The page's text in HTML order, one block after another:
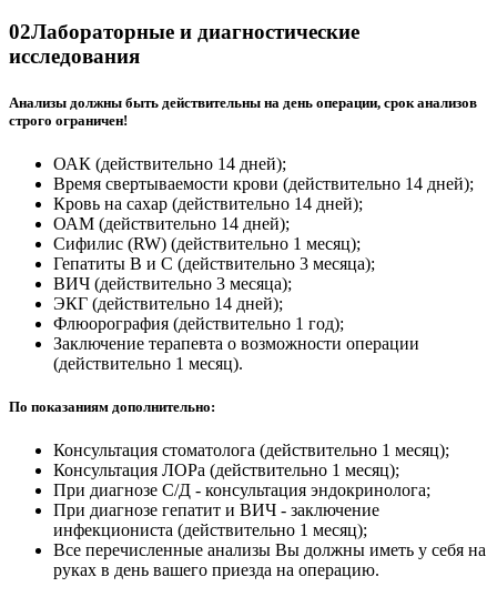
02Лабораторные и диагностические
исследования
Анализы должны быть действительны на день операции, срок анализов
строго ограничен!
ОАК (действительно 14 дней);
Время свертываемости крови (действительно 14 дней);
Кровь на сахар (действительно 14 дней);
ОАМ (действительно 14 дней);
Сифилис (RW) (действительно 1 месяц);
Гепатиты В и С (действительно 3 месяца);
ВИЧ (действительно 3 месяца);
ЭКГ (действительно 14 дней);
Флюорография (действительно 1 год);
Заключение терапевта о возможности операции
(действительно 1 месяц).
По показаниям дополнительно:
Консультация стоматолога (действительно 1 месяц);
Консультация ЛОРа (действительно 1 месяц);
При диагнозе С/Д - консультация эндокринолога;
При диагнозе гепатит и ВИЧ - заключение
инфекциониста (действительно 1 месяц);
Все перечисленные анализы Вы должны иметь у себя на
руках в день вашего приезда на операцию.